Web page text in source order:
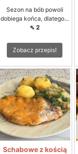
Sezon na bób powoli
dobiega końca, dlatego...
⇖ 2
Zobacz przepis!
Schabowe z kością